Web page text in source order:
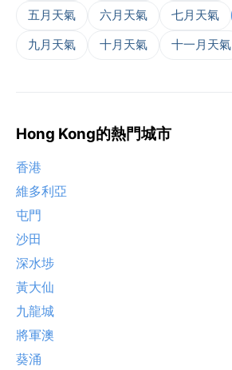
五月天氣 六月天氣 七月天氣
九月天氣 十月天氣 十一月天氣
Hong Kong的熱門城市
香港
維多利亞
屯門
沙田
深水埗
黃大仙
九龍城
將軍澳
葵涌